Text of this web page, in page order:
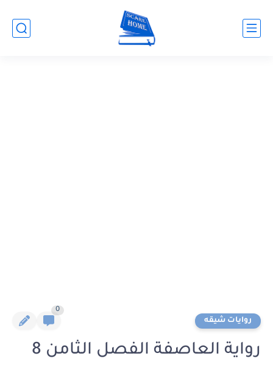
روايات شيقه
0
رواية العاصفة الفصل الثامن 8